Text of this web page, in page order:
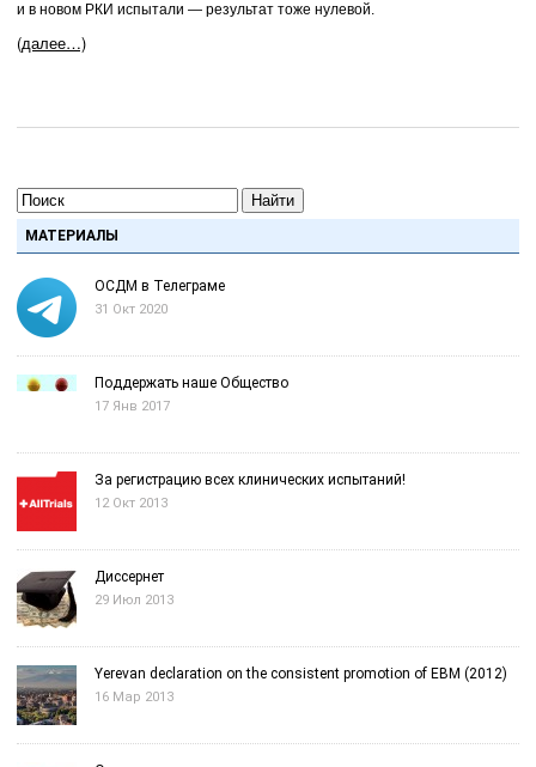
и в новом РКИ испытали — результат тоже нулевой.
(далее…)
Найти
МАТЕРИАЛЫ
ОСДМ в Телеграме
31 Окт 2020
Поддержать наше Общество
17 Янв 2017
За регистрацию всех клинических испытаний!
12 Окт 2013
Диссернет
29 Июл 2013
Yerevan declaration on the consistent promotion of EBM (2012)
16 Мар 2013